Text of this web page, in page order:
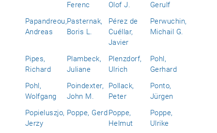
Ferenc
Olof J.
Gerulf
Papandreou,
Andreas
Pasternak,
Boris L.
Pérez de
Cuéllar,
Javier
Perwuchin,
Michail G.
Pipes,
Richard
Plambeck,
Juliane
Plenzdorf,
Ulrich
Pohl,
Gerhard
Pohl,
Wolfgang
Poindexter,
John M.
Pollack,
Peter
Ponto,
Jürgen
Popieluszjo,
Jerzy
Poppe, GerdPoppe,
Helmut
Poppe,
Ulrike